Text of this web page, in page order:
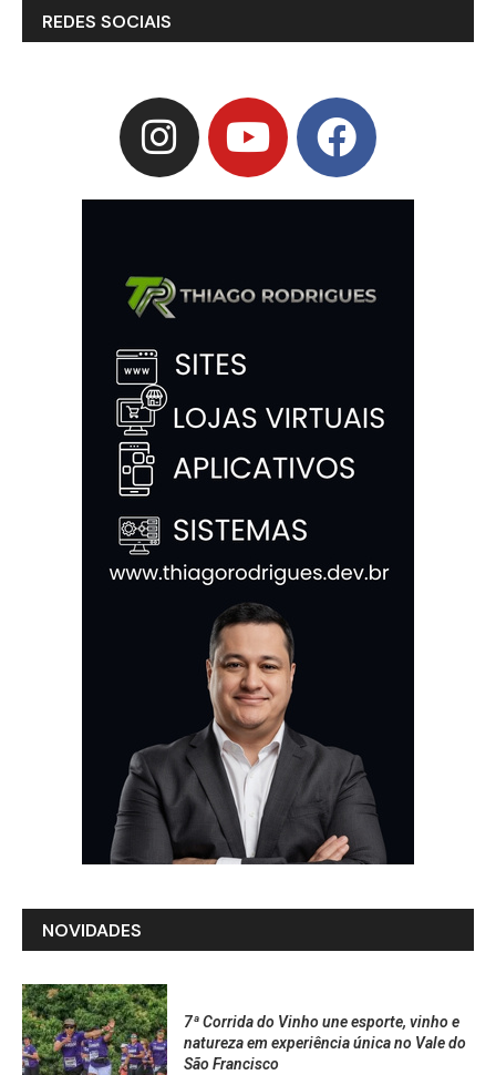
REDES SOCIAIS
NOVIDADES
7ª Corrida do Vinho une esporte, vinho e
natureza em experiência única no Vale do
São Francisco